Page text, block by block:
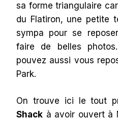
sa forme triangulaire
du Flatiron, une petite
sympa pour se
faire de belles
pouvez aussi vous
Park.
On trouve ici le tout
Shack à avoir ouvert à